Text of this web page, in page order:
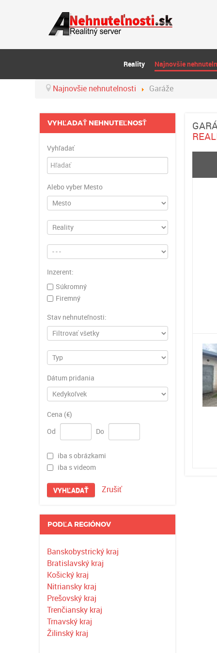
Reality Najnovšie
Najnovšie nehnutelnosti Garáže
VYHĽADAŤ NEHNUTEĽNOSŤ
Vyhľadať
Alebo vyber Mesto
Inzerent:
Súkromný
Firemný
Stav nehnuteľnosti:
Dátum pridania
Cena (€)
Od
Do
iba s obrázkami
iba s videom
VYHĽADAŤ Zrušiť
PODĽA REGIÓNOV
Banskobystrický kraj
Bratislavský kraj
Košický kraj
Nitriansky kraj
Prešovský kraj
Trenčiansky kraj
Trnavský kraj
Žilinský kraj